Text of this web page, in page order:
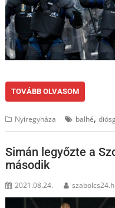
TOVÁBB OLVASOM
Nyíregyháza balhé,
Simán legyőzte a
második
2021.08.24.